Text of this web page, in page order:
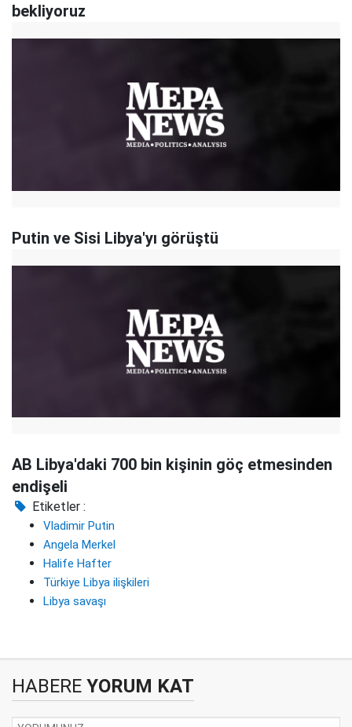
bekliyoruz
Putin ve Sisi Libya'yı görüştü
AB Libya'daki 700 bin kişinin göç etmesinden
endişeli
Etiketler :
Vladimir Putin
Angela Merkel
Halife Hafter
Türkiye Libya ilişkileri
Libya savaşı
HABERE YORUM KAT